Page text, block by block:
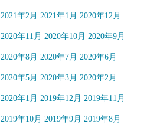
2021年2月 2021年1月 2020年12月
2020年11月 2020年10月 2020年9月
2020年8月 2020年7月 2020年6月
2020年5月 2020年3月 2020年2月
2020年1月 2019年12月 2019年11月
2019年10月 2019年9月 2019年8月